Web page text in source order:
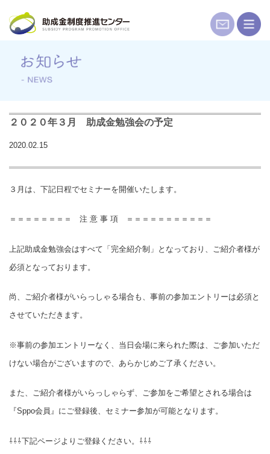
２０２０年３月 助成金勉強会の予定
2020.02.15
３月は、下記日程でセミナーを開催いたします。
＝＝＝＝＝＝＝＝ 注 意 事 項 ＝＝＝＝＝＝＝＝＝＝＝
上記助成金勉強会はすべて「完全紹介制」となっており、ご紹介者様が
必須となっております。
尚、ご紹介者様がいらっしゃる場合も、事前の参加エントリーは必須と
させていただきます。
※事前の参加エントリーなく、当日会場に来られた際は、ご参加いただ
けない場合がございますので、あらかじめご了承ください。
また、ご紹介者様がいらっしゃらず、ご参加をご希望とされる場合は
『Sppo会員』にご登録後、セミナー参加が可能となります。
⇩⇩⇩下記ページよりご登録ください。⇩⇩⇩